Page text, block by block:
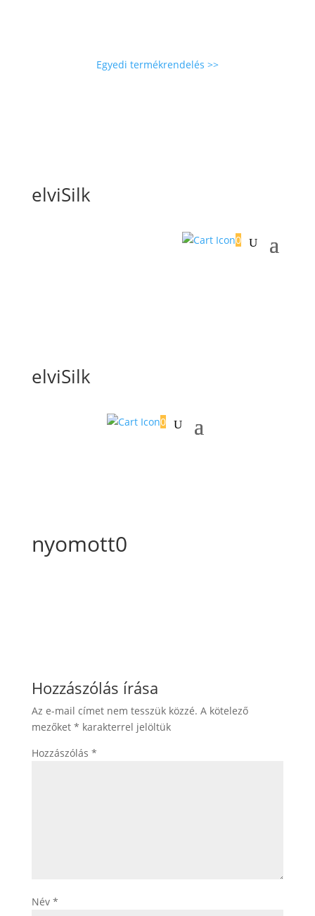
Egyedi termékrendelés >>
elviSilk
0
elviSilk
0
nyomott0
Hozzászólás írása
Az e-mail címet nem tesszük közzé. A kötelező
mezőket * karakterrel jelöltük
Hozzászólás *
Név *